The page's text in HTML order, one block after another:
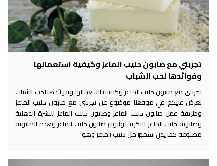
تجربتي مع صابون حليب الماعز وكيفية استعمالها
وفوائدها لحب الشباب
تجربتي مع صابون حليب الماعز وكيفية استعمالها وفوائدها لحب الشباب
نعرض عليكم في موقعنا موضوع عن تجربتي مع صابون حليب الماعز
وطريقة عمل صابون حليب الماعز وصابون حليب الماعز للبشرة الدهنية
وصابونة حليب الماعز للاكزيما وأنواع صابون حليب الماعز وهذه الصابونة
مصنوعة كما يدل اسمها من حليب الماعز وهو